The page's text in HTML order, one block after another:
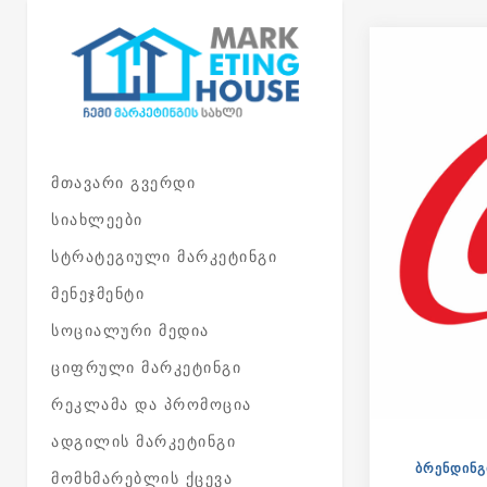
ᲛᲗᲐᲕᲐᲠᲘ ᲒᲕᲔᲠᲓᲘ
ᲡᲘᲐᲮᲚᲔᲔᲑᲘ
ᲡᲢᲠᲐᲢᲔᲒᲘᲣᲚᲘ ᲛᲐᲠᲙᲔᲢᲘᲜᲒᲘ
ᲛᲔᲜᲔᲯᲛᲔᲜᲢᲘ
ᲡᲝᲪᲘᲐᲚᲣᲠᲘ ᲛᲔᲓᲘᲐ
ᲪᲘᲤᲠᲣᲚᲘ ᲛᲐᲠᲙᲔᲢᲘᲜᲒᲘ
ᲠᲔᲙᲚᲐᲛᲐ ᲓᲐ ᲞᲠᲝᲛᲝᲪᲘᲐ
ᲐᲓᲒᲘᲚᲘᲡ ᲛᲐᲠᲙᲔᲢᲘᲜᲒᲘ
ᲛᲝᲛᲮᲛᲐᲠᲔᲑᲚᲘᲡ ᲥᲪᲔᲕᲐ